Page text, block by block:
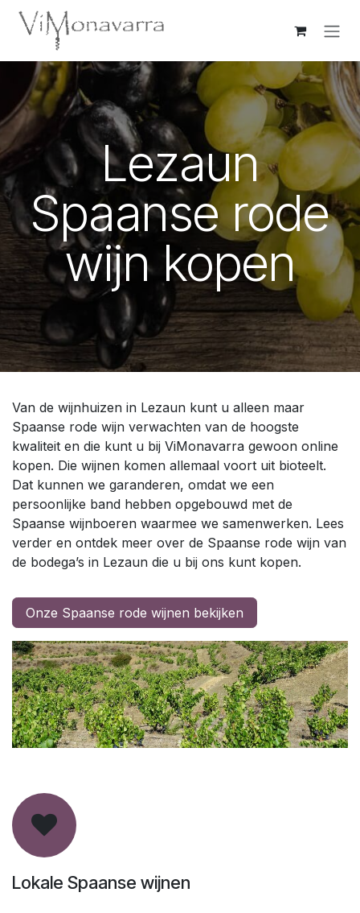
Overslaan naar inhoud
Lezaun
Spaanse rode
wijn kopen
Van de wijnhuizen in Lezaun kunt u alleen maar
Spaanse rode wijn verwachten van de hoogste
kwaliteit en die kunt u bij ViMonavarra gewoon online
kopen. Die wijnen komen allemaal voort uit bioteelt.
Dat kunnen we garanderen, omdat we een
persoonlijke band hebben opgebouwd met de
Spaanse wijnboeren waarmee we samenwerken. Lees
verder en ontdek meer over de Spaanse rode wijn van
de bodega’s in Lezaun die u bij ons kunt kopen.
Onze Spaanse rode wijnen bekijken
Lokale Spaanse wijnen